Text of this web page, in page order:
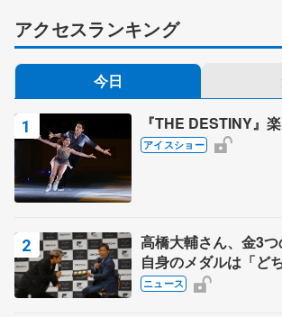
アクセスランキング
今日
『THE DESTINY』
アイスショー
高橋大輔さん、金3
自身のメダルは「
ス兄弟〟オリンピッ
ニュース